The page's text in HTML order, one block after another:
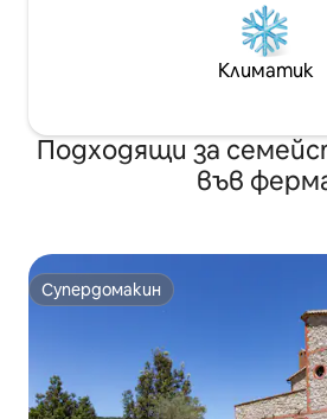
Климатик
Подходящи за
във
Супердомакин
Супердомакин